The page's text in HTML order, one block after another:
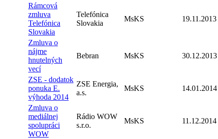
Rámcová
zmluva
Telefónica
Slovakia
Telefónica
Slovakia
MsKS 19.11.2013
Zmluva o
nájme
hnutelných
vecí
Bebran MsKS 30.12.2013
ZSE - dodatok
ponuka E.
výhoda 2014
ZSE Energia,
a.s.
MsKS 14.01.2014
Zmluva o
mediálnej
spolupráci
WOW
Rádio WOW
s.r.o.
MsKS 11.12.2014